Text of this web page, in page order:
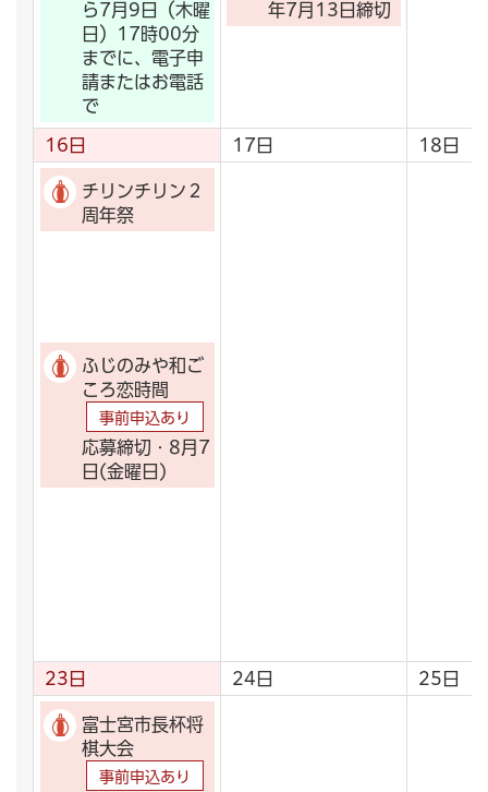
ら7月9日（木曜
日）17時00分
までに、電子申
請またはお電話
で
年7月13日締切
16日 17日 18日
チリンチリン２
周年祭
ふじのみや和ご
ころ恋時間
事前申込あり
応募締切・8月7
日(金曜日)
23日 24日 25日
富士宮市長杯将
棋大会
事前申込あり